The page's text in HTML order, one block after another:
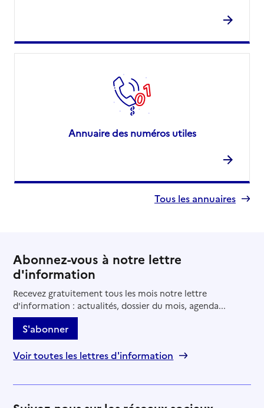
Annuaire des numéros utiles
Tous les annuaires
Abonnez-vous à notre lettre
d'information
Recevez gratuitement tous les mois notre lettre
d'information : actualités, dossier du mois, agenda...
S'abonner
Voir toutes les lettres d'information